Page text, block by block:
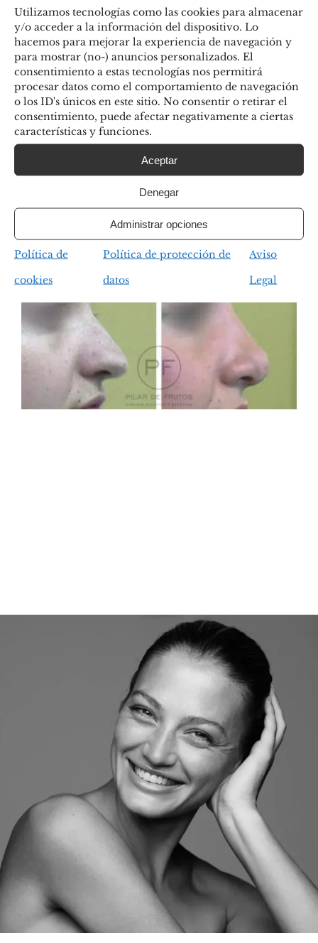
Utilizamos tecnologías como las cookies para almacenar
y/o acceder a la información del dispositivo. Lo
hacemos para mejorar la experiencia de navegación y
para mostrar (no-) anuncios personalizados. El
consentimiento a estas tecnologías nos permitirá
procesar datos como el comportamiento de navegación
o los ID's únicos en este sitio. No consentir o retirar el
consentimiento, puede afectar negativamente a ciertas
características y funciones.
Aceptar
Denegar
Administrar opciones
Política de
cookies
Política de protección de
datos
Aviso
Legal